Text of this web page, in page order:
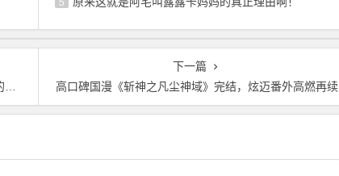
5
下一篇
高口碑国漫《斩神之凡尘神域》完结，炫迈番外高燃再续